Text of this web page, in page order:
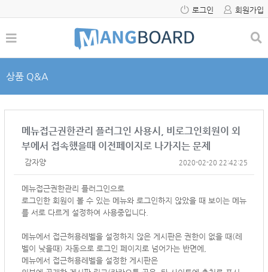
로그인 회원가입
상품 Q&A
메뉴접근권한관리 플러그인 사용시, 비로그인회원이 외
부에서 접속했을때 이전페이지로 나가지는 문제
감자양 2020-02-20 22:42:25
메뉴접근권한관리 플러그인으로
로그인한 회원이 볼 수 있는 메뉴와 로그인하지 않았을 때 보이는 메뉴
를 서로 다르게 설정하여 사용중입니다.
메뉴에서 접근허용레벨을 설정하지 않은 게시판은 권한이 없을 때(레
벨이 낮을때) 자동으로 로그인 페이지로 넘어가는 반면에,
메뉴에서 접근허용레벨을 설정한 게시판은